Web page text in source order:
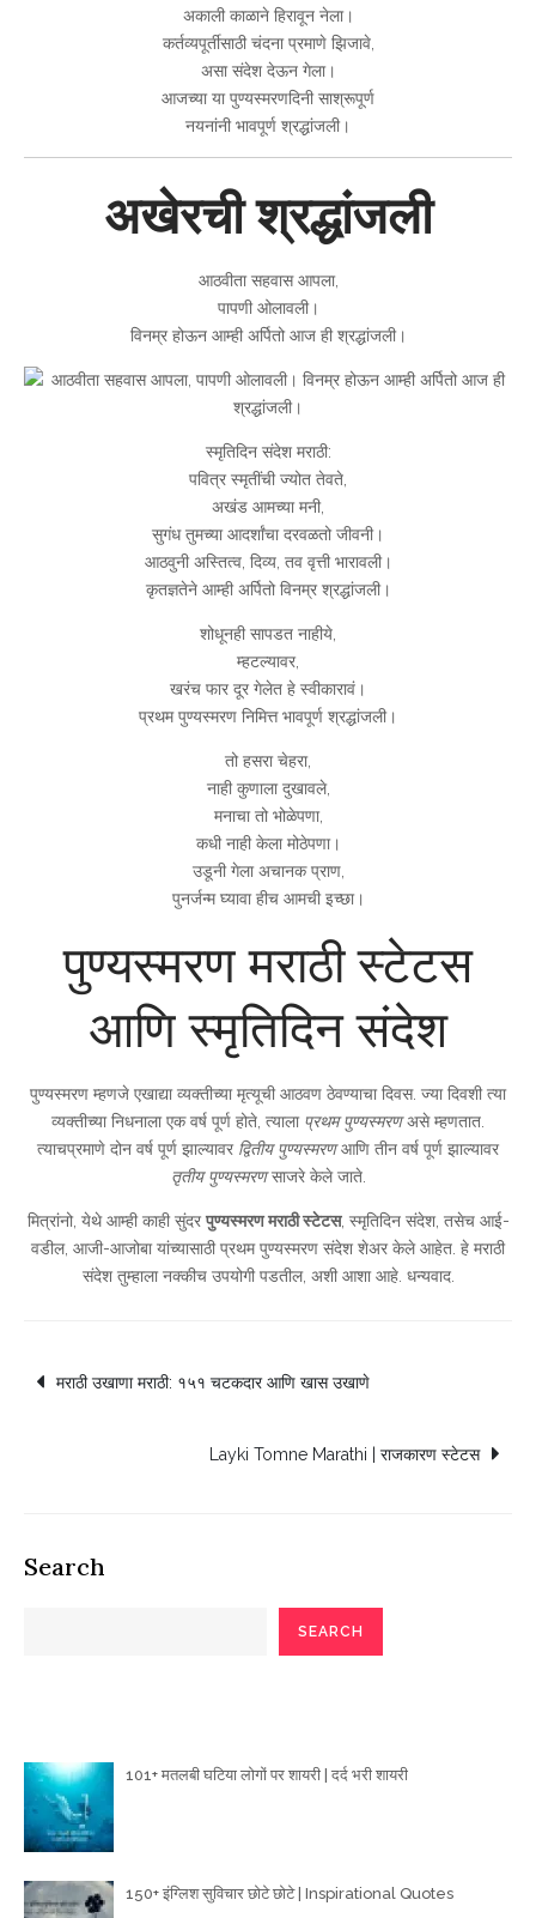
अकाली काळाने हिरावून नेला।
कर्तव्यपूर्तीसाठी चंदना प्रमाणे झिजावे,
असा संदेश देऊन गेला।
आजच्या या पुण्यस्मरणदिनी साश्रूपूर्ण
नयनांनी भावपूर्ण श्रद्धांजली।
अखेरची श्रद्धांजली
आठवीता सहवास आपला,
पापणी ओलावली।
विनम्र होऊन आम्ही अर्पितो आज ही श्रद्धांजली।
स्मृतिदिन संदेश मराठी:
पवित्र स्मृतींची ज्योत तेवते,
अखंड आमच्या मनी,
सुगंध तुमच्या आदर्शांचा दरवळतो जीवनी।
आठवुनी अस्तित्व, दिव्य, तव वृत्ती भारावली।
कृतज्ञतेने आम्ही अर्पितो विनम्र श्रद्धांजली।
शोधूनही सापडत नाहीये,
म्हटल्यावर,
खरंच फार दूर गेलेत हे स्वीकारावं।
प्रथम पुण्यस्मरण निमित्त भावपूर्ण श्रद्धांजली।
तो हसरा चेहरा,
नाही कुणाला दुखावले,
मनाचा तो भोळेपणा,
कधी नाही केला मोठेपणा।
उडूनी गेला अचानक प्राण,
पुनर्जन्म घ्यावा हीच आमची इच्छा।
पुण्यस्मरण मराठी स्टेटस
आणि स्मृतिदिन संदेश
पुण्यस्मरण म्हणजे एखाद्या व्यक्तीच्या मृत्यूची आठवण ठेवण्याचा दिवस. ज्या दिवशी त्या
व्यक्तीच्या निधनाला एक वर्ष पूर्ण होते, त्याला प्रथम पुण्यस्मरणअसे म्हणतात.
त्याचप्रमाणे दोन वर्ष पूर्ण झाल्यावर द्वितीय पुण्यस्मरणआणि तीन वर्ष पूर्ण झाल्यावर
तृतीय पुण्यस्मरणसाजरे केले जाते.
मित्रांनो, येथे आम्ही काही सुंदर पुण्यस्मरण मराठी स्टेटस, स्मृतिदिन संदेश, तसेच आई-
वडील, आजी-आजोबा यांच्यासाठी प्रथम पुण्यस्मरण संदेश शेअर केले आहेत. हे मराठी
संदेश तुम्हाला नक्कीच उपयोगी पडतील, अशी आशा आहे. धन्यवाद.
Post
navigation
मराठी उखाणा मराठी: १५१ चटकदार आणि खास उखाणे
Layki Tomne Marathi | राजकारण स्टेटस
Search
SEARCH
101+ मतलबी घटिया लोगों पर शायरी | दर्द भरी शायरी
150+ इंग्लिश सुविचार छोटे छोटे | Inspirational Quotes